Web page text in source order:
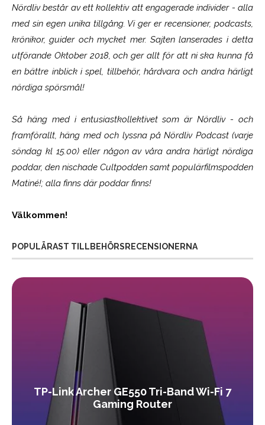
Nördliv består av ett kollektiv att engagerade individer - alla
med sin egen unika tillgång. Vi ger er recensioner, podcasts,
krönikor, guider och mycket mer. Sajten lanserades i detta
utförande Oktober 2018, och ger allt för att ni ska kunna få
en bättre inblick i spel, tillbehör, hårdvara och andra härligt
nördiga spörsmål!
Så häng med i entusiastkollektivet som ärNördliv- och
framförallt, häng med och lyssna på Nördliv Podcast (varje
söndag kl 15.00) eller någon av våra andra härligt nördiga
poddar, den nischade Cultpodden samt populärfilmspodden
Matiné!; alla finns där poddar finns!
Välkommen!
POPULÄRAST TILLBEHÖRSRECENSIONERNA
TP-Link Archer GE550 Tri-Band Wi-Fi 7
Gaming Router